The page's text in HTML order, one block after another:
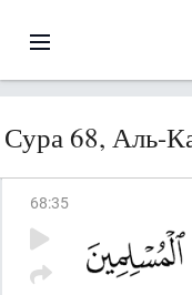
Сура 68, Аль-
68:35